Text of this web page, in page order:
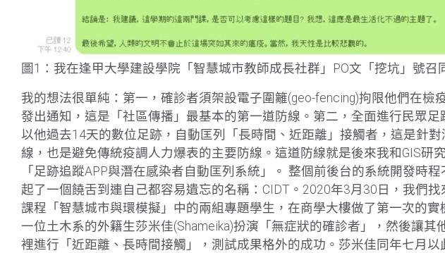
圖1：我在逢甲大學建設學院「智慧城市教師成長社群」PO文「挖坑」號召
我的想法很單純：第一，確診者須架設電子圍籬(geo-fencing)拘限他們在檢
發出通知，這是「社區傳播」最基本的第一道防線。第二，全面進行民眾足
以他過去14天的數位足跡，自動匡列「長時間、近距離」接觸者，這是針
線，也是避免傳統疫調人力爆表的主要防線。這道防線就是後來我和GIS研
「足跡追蹤APP與潛在感染者自動匡列系統」。 整個前後台的系統開發時
起了一個饒舌到連自己都容易遺忘的名稱：CIDT。2020年3月30日，我們
課程「智慧城市與環模擬」中的兩組專題學生，在商學大樓做了第一次的實
一位土木系的外籍生莎米佳(Shameika)扮演「無症狀的確診者」，然後讓其
裡進行「近距離、長時間接觸」，測試成果格外的成功。莎米佳同年七月